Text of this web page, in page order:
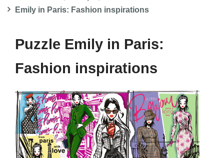
Emily in Paris: Fashion inspirations
Puzzle Emily in Paris:
Fashion inspirations